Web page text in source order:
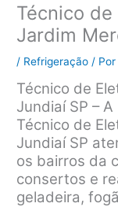
Técnico
Jardim
/ Refrigeração /
Técnico de
Jundiaí SP – A
Técnico de
Jundiaí SP
os bairros da
consertos e
geladeira,